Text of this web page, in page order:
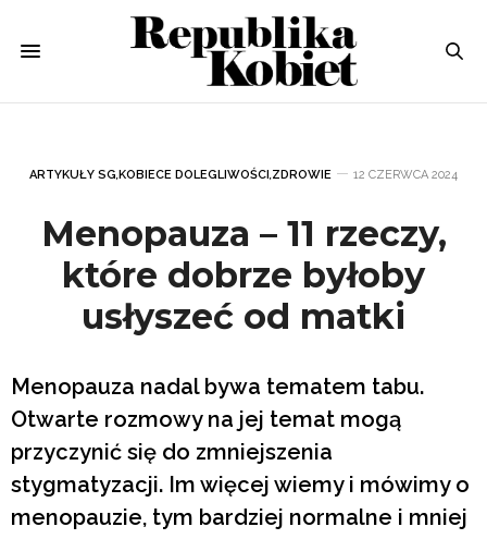
ARTYKUŁY SG,KOBIECE DOLEGLIWOŚCI,ZDROWIE 12 CZERWCA 2024
Menopauza – 11 rzeczy,
które dobrze byłoby
usłyszeć od matki
Menopauza nadal bywa tematem tabu.
Otwarte rozmowy na jej temat mogą
przyczynić się do zmniejszenia
stygmatyzacji. Im więcej wiemy i mówimy o
menopauzie, tym bardziej normalne i mniej